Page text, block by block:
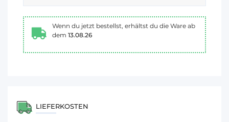
Wenn du jetzt bestellst, erhältst du die Ware ab
dem 13.08.26
LIEFERKOSTEN